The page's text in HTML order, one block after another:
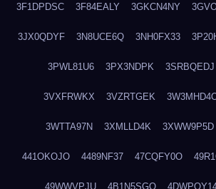
3F1DPDSC 3F84EALY 3GKCN4NY
3JX0QDYF 3N8UCE6Q 3NH0FX33
3PWL81U6 3PX3NDPK 3SRBQEDJ
3VXFRWKX 3VZRTGEK
3WTTA97N 3XMLLD4K 3XWW9P5D
441OKOJO 4489NF37 47CQFY0O
49WWVPJU 4B1N5SGO